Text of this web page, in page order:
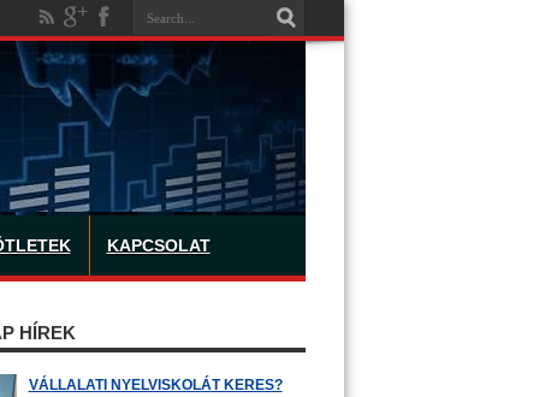
KAPCSOLAT
HÍREK
VÁLLALATI NYELVISKOLÁT KERES?